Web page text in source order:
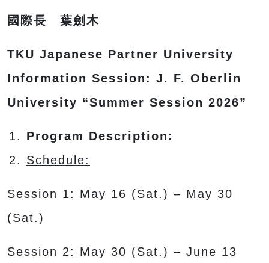
國際長 葉劍木
TKU Japanese Partner University
Information Session: J. F. Oberlin
University “Summer Session 2026”
Program Description:
Schedule:
Session 1: May 16 (Sat.) – May 30
(Sat.)
Session 2: May 30 (Sat.) – June 13